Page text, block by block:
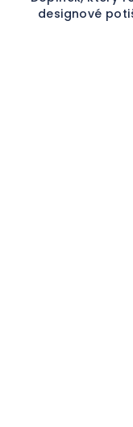
designové